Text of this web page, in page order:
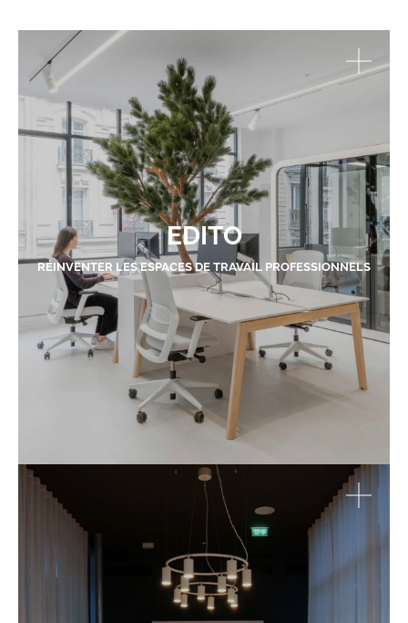
EDITO
RÉINVENTER LES ESPACES DE TRAVAIL PROFESSIONNELS